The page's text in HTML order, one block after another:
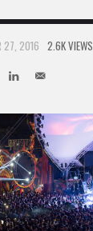
27, 2016 2.6K VIEWS